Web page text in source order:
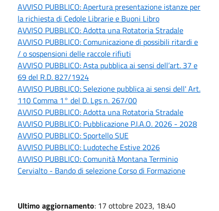
AVVISO PUBBLICO: Apertura presentazione istanze per
la richiesta di Cedole Librarie e Buoni Libro
AVVISO PUBBLICO: Adotta una Rotatoria Stradale
AVVISO PUBBLICO: Comunicazione di possibili ritardi e
/ o sospensioni delle raccole rifiuti
AVVISO PUBBLICO: Asta pubblica ai sensi dell’art. 37 e
69 del R.D. 827/1924
AVVISO PUBBLICO: Selezione pubblica ai sensi dell' Art.
110 Comma 1° del D. Lgs n. 267/00
AVVISO PUBBLICO: Adotta una Rotatoria Stradale
AVVISO PUBBLICO: Pubblicazione P.I.A.O. 2026 - 2028
AVVISO PUBBLICO: Sportello SUE
AVVISO PUBBLICO: Ludoteche Estive 2026
AVVISO PUBBLICO: Comunità Montana Terminio
Cervialto - Bando di selezione Corso di Formazione
Ultimo aggiornamento: 17 ottobre 2023, 18:40